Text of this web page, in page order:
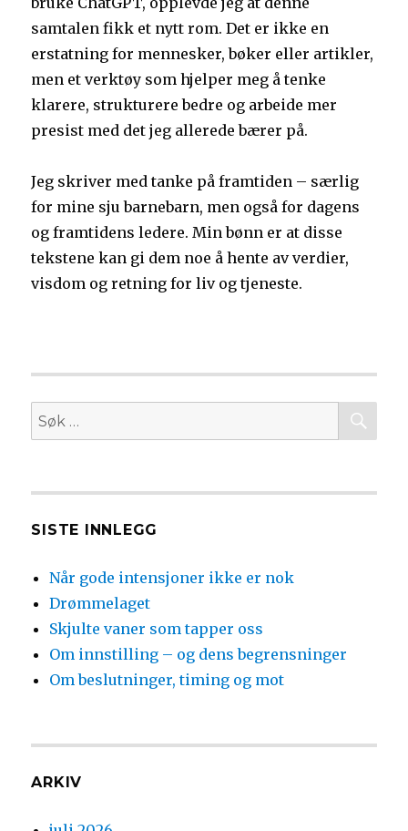
samtalen fikk et nytt rom. Det er ikke en
erstatning for mennesker, bøker eller artikler,
men et verktøy som hjelper meg å tenke
klarere, strukturere bedre og arbeide mer
presist med det jeg allerede bærer på.
Jeg skriver med tanke på framtiden – særlig
for mine sju barnebarn, men også for dagens
og framtidens ledere. Min bønn er at disse
tekstene kan gi dem noe å hente av verdier,
visdom og retning for liv og tjeneste.
Søk
etter:
SISTE INNLEGG
Når gode intensjoner ikke er nok
Drømmelaget
Skjulte vaner som tapper oss
Om innstilling – og dens begrensninger
Om beslutninger, timing og mot
ARKIV